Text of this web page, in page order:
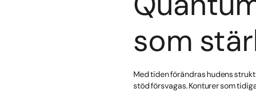
som
Med tiden förändras hudens
stöd försvagas. Konturer som